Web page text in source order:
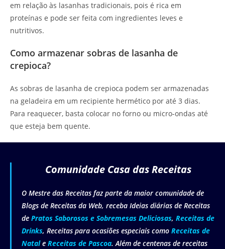
em relação às lasanhas tradicionais, pois é rica em
proteínas e pode ser feita com ingredientes leves e
nutritivos.
Como armazenar sobras de lasanha de
crepioca?
As sobras de lasanha de crepioca podem ser armazenadas
na geladeira em um recipiente hermético por até 3 dias.
Para reaquecer, basta colocar no forno ou micro-ondas até
que esteja bem quente.
Comunidade Casa das Receitas
O Mestre das Receitas faz parte da maior comunidade de
Blogs de Receitas da Web, receba Ideias diárias de Receitas
de Pratos Saborosos e Sobremesas Deliciosas, Receitas de
Drinks, Receitas para ocasiões especiais como Receitas de
Natale Receitas de Pascoa. Além de centenas de receitas